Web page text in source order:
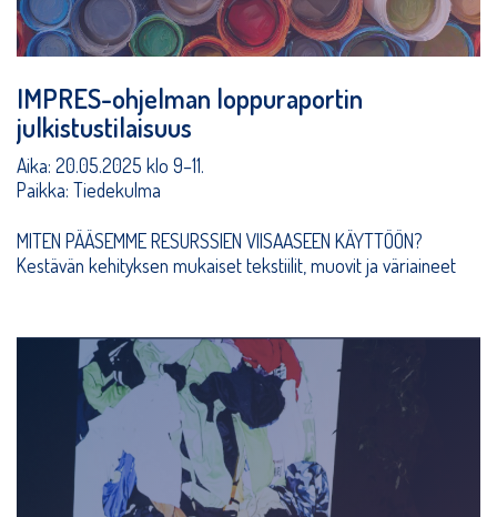
IMPRES-ohjelman loppuraportin
julkistustilaisuus
Aika: 20.05.2025 klo 9–11.
Paikka: Tiedekulma
MITEN PÄÄSEMME RESURSSIEN VIISAASEEN KÄYTTÖÖN?
Kestävän kehityksen mukaiset tekstiilit, muovit ja väriaineet